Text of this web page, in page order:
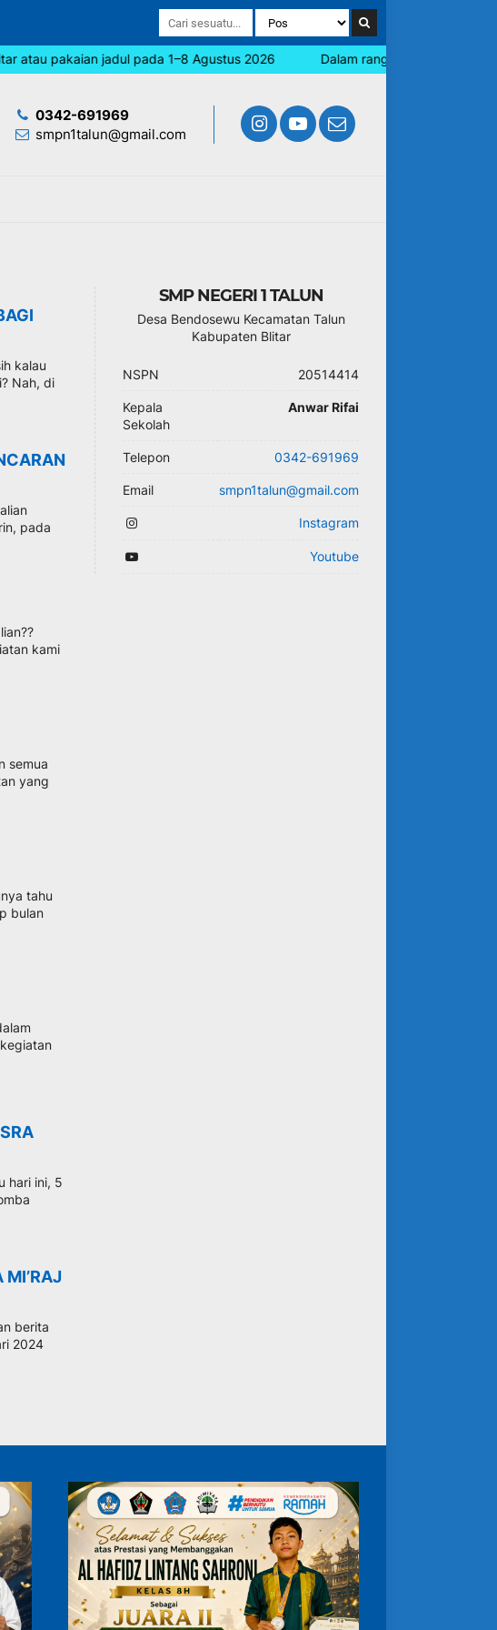
pakaian jadul pada 1–8 Agustus 2026 Dalam rangka memperingati
0342-691969
smpn1talun@gmail.com
kalau
Nah, di
pada
kami
semua
yang
tahu
bulan
hari ini, 5
berita
2024
SMP NEGERI 1 TALUN
Desa Bendosewu Kecamatan Talun
Kabupaten Blitar
NSPN 20514414
Kepala
Sekolah
Anwar Rifai
Telepon 0342-691969
Email smpn1talun@gmail.com
Instagram
Youtube